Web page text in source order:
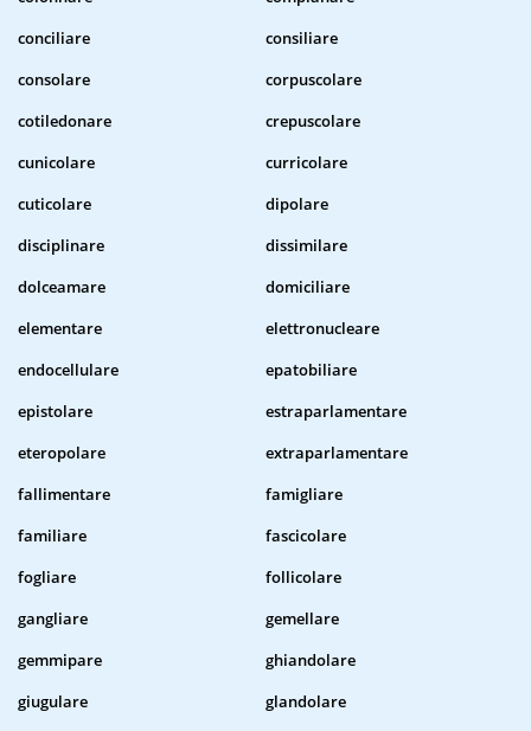
conciliare
consiliare
consolare
corpuscolare
cotiledonare
crepuscolare
cunicolare
curricolare
cuticolare
dipolare
disciplinare
dissimilare
dolceamare
domiciliare
elementare
elettronucleare
endocellulare
epatobiliare
epistolare
estraparlamentare
eteropolare
extraparlamentare
fallimentare
famigliare
familiare
fascicolare
fogliare
follicolare
gangliare
gemellare
gemmipare
ghiandolare
giugulare
glandolare